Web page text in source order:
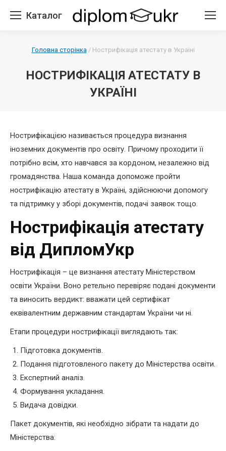
Каталог
Головна сторінка/ Нострифікація атестату в Україні
НОСТРИФІКАЦІЯ АТЕСТАТУ В
УКРАЇНІ
Нострифікацією називається процедура визнання
іноземних документів про освіту. Причому проходити її
потрібно всім, хто навчався за кордоном, незалежно від
громадянства. Наша команда допоможе пройти
нострифікацію атестату в Україні, здійснюючи допомогу
та підтримку у зборі документів, подачі заявок тощо.
Нострифікація атестату
від ДипломУкр
Нострифікація – це визнання атестату Міністерством
освіти України. Воно ретельно перевіряє подані документи
та виносить вердикт: вважати цей сертифікат
еквівалентним державним стандартам України чи ні.
Етапи процедури нострифікації виглядають так:
Підготовка документів.
Подання підготовленого пакету до Міністерства освіти.
Експертний аналіз.
Формування укладання.
Видача довідки.
Пакет документів, які необхідно зібрати та надати до
Міністерства: